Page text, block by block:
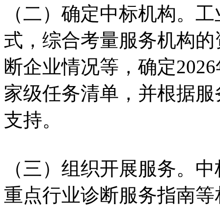
（二）确定中标机构。
式，综合考量服务机构
断企业情况等，确定
家级任务清单，并根据
支持。
（三）组织开展服务。
重点行业诊断服务指南